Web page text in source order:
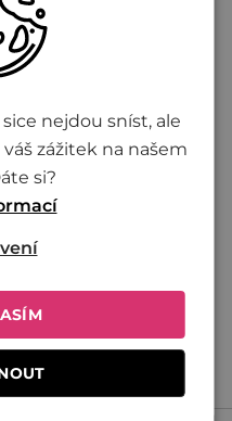
%), slunečnicový olej za
při teplotě do 7 °C a
nejdou sníst, ale
zážitek na našem
si?